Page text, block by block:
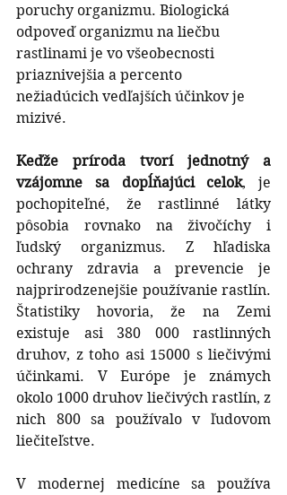
poruchy organizmu. Biologická
odpoveď organizmu na liečbu
rastlinami je vo všeobecnosti
priaznivejšia a percento
nežiadúcich vedľajších účinkov je
mizivé.
Keďže príroda tvorí jednotný a
vzájomne sa dopĺňajúci celok, je
pochopiteľné, že rastlinné látky
pôsobia rovnako na živočíchy i
ľudský organizmus. Z hľadiska
ochrany zdravia a prevencie je
najprirodzenejšie používanie rastlín.
Štatistiky hovoria, že na Zemi
existuje asi 380 000 rastlinných
druhov, z toho asi 15000 s liečivými
účinkami. V Európe je známych
okolo 1000 druhov liečivých rastlín, z
nich 800 sa používalo v ľudovom
liečiteľstve.
V modernej medicíne sa používa